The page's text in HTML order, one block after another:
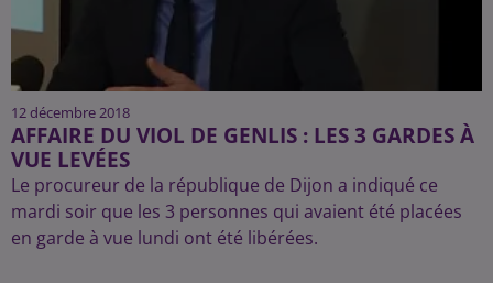
12 décembre 2018
AFFAIRE DU VIOL DE GENLIS : LES 3 GARDES À
VUE LEVÉES
Le procureur de la république de Dijon a indiqué ce
mardi soir que les 3 personnes qui avaient été placées
en garde à vue lundi ont été libérées.